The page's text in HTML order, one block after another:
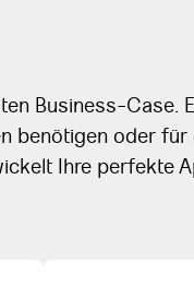
Business-Case.
benötigen oder für
Ihre perfekte